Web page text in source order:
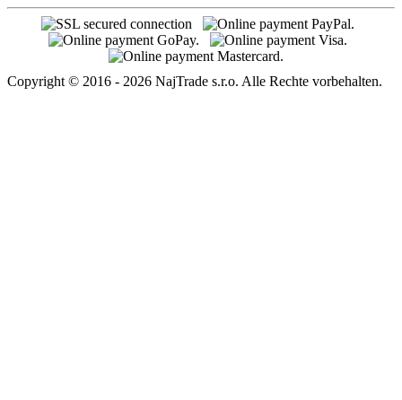
Copyright © 2016 - 2026 NajTrade s.r.o. Alle Rechte vorbehalten.